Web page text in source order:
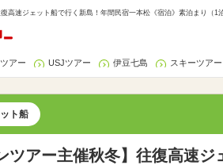
高速ジェット船で行く新島！年間民宿一本松《宿泊》素泊まり（
アー USJツアー 伊豆七島 スキーツアー
ト船
アー主催秋冬】往復高速ジ